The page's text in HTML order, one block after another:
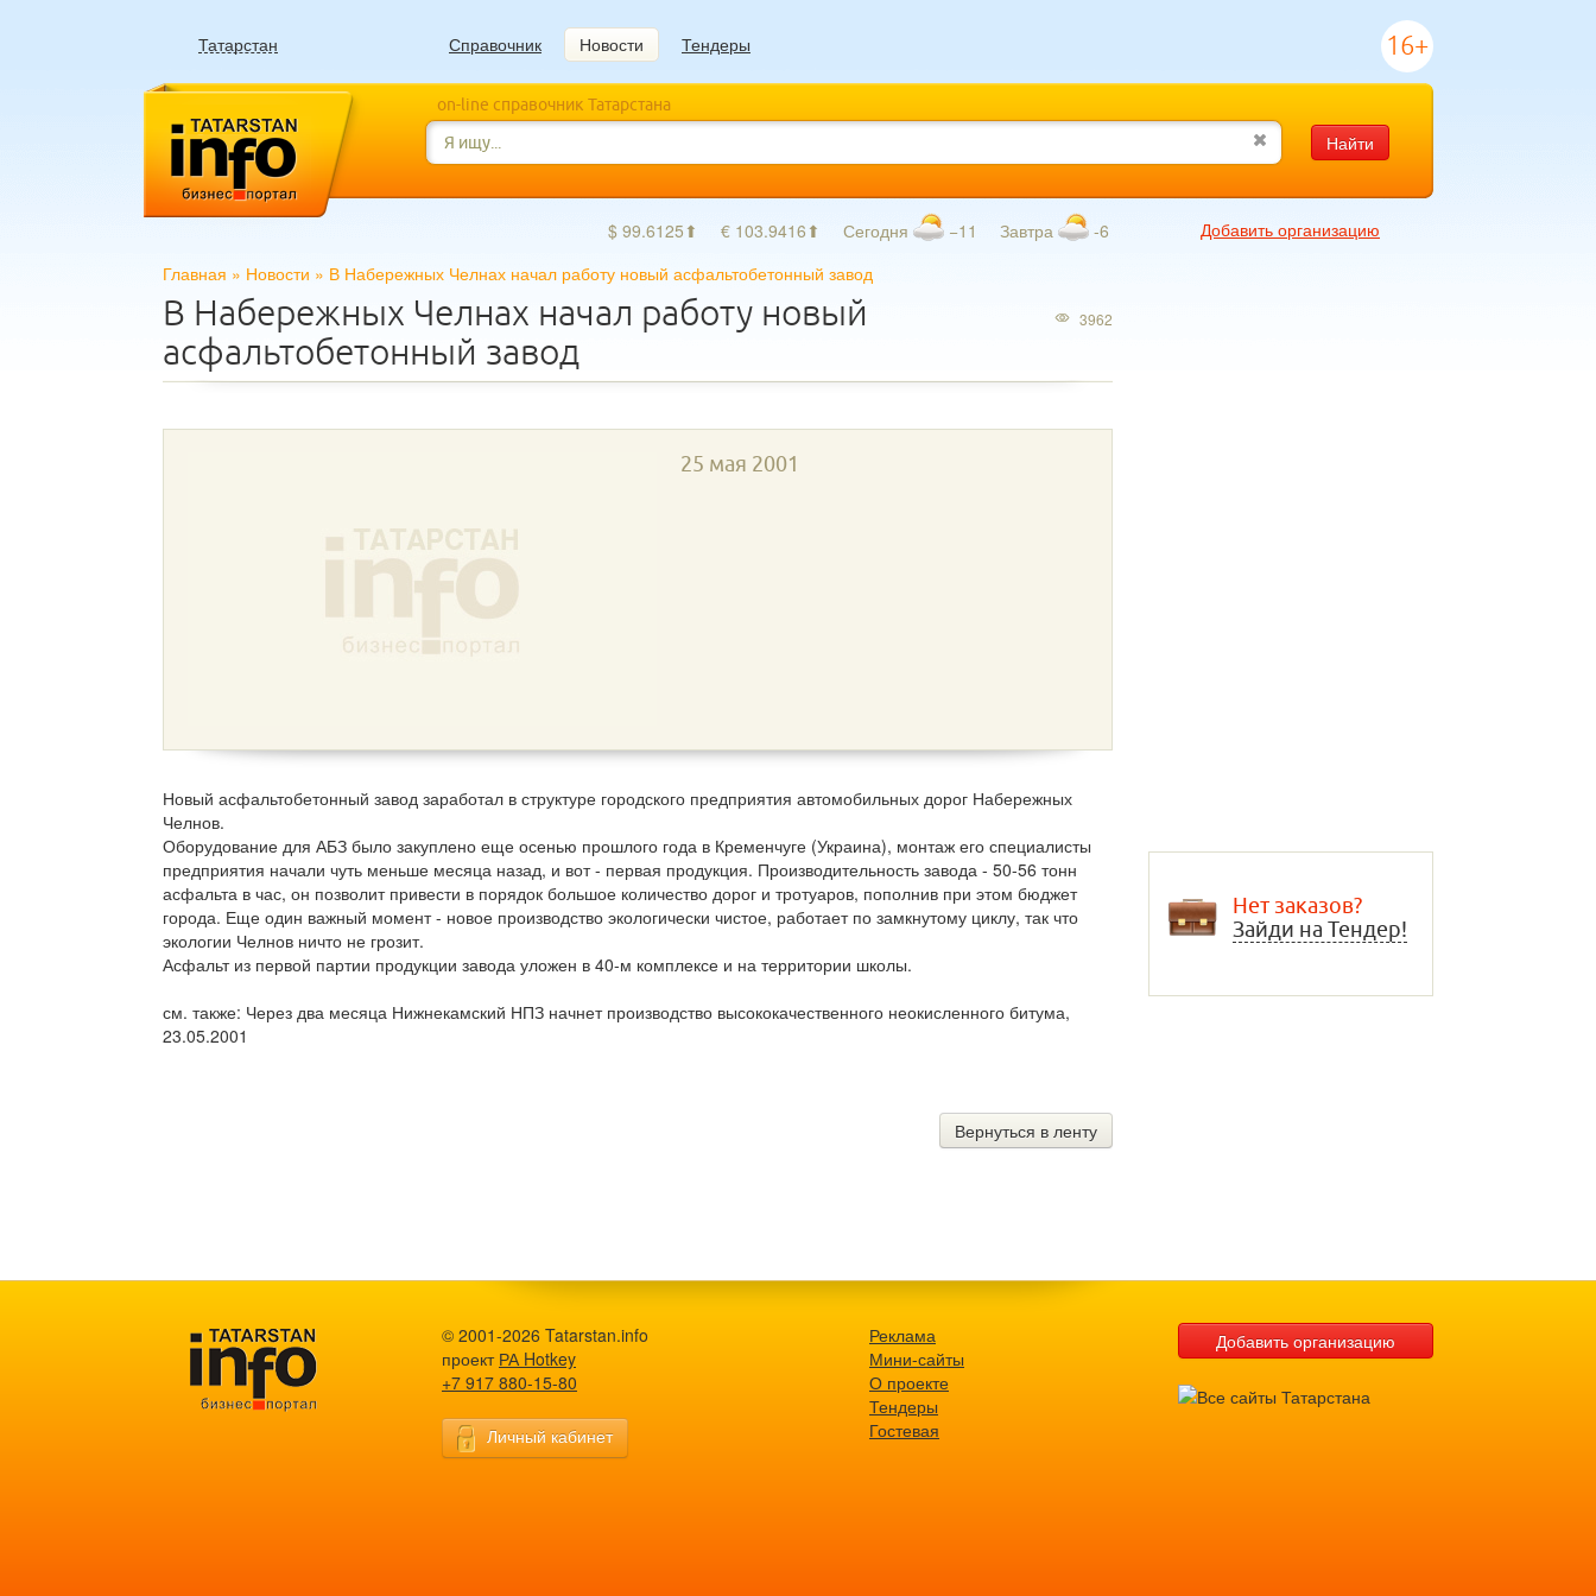
Татарстан Справочник Новости Тендеры 16+
on-line справочник Татарстана
Найти
$ 99.6125⬆ € 103.9416⬆ Сегодня −11 Завтра -6
Добавить организацию
Главная » Новости » В Набережных Челнах начал работу новый асфальтобетонный завод
3962
В Набережных Челнах начал работу новый
асфальтобетонный завод
25 мая 2001
Новый асфальтобетонный завод заработал в структуре городского предприятия автомобильных дорог Набережных
Челнов.
Оборудование для АБЗ было закуплено еще осенью прошлого года в Кременчуге (Украина), монтаж его специалисты
предприятия начали чуть меньше месяца назад, и вот - первая продукция. Производительность завода - 50-56 тонн
асфальта в час, он позволит привести в порядок большое количество дорог и тротуаров, пополнив при этом бюджет
города. Еще один важный момент - новое производство экологически чистое, работает по замкнутому циклу, так что
экологии Челнов ничто не грозит.
Асфальт из первой партии продукции завода уложен в 40-м комплексе и на территории школы.
см. также: Через два месяца Нижнекамский НПЗ начнет производство высококачественного неокисленного битума,
23.05.2001
Вернуться в ленту
Нет заказов?
Зайди на Тендер!
© 2001-2026 Tatarstan.info
проект РА Hotkey
+7 917 880-15-80
Личный кабинет
Реклама
Мини-сайты
О проекте
Тендеры
Гостевая
Добавить организацию